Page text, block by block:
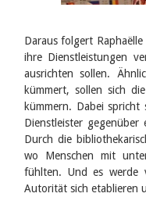
Daraus folgert
ihre Dienstleistungen
ausrichten sollen.
kümmert, sollen sich
kümmern. Dabei
Dienstleister
Durch die
wo Menschen mit
fühlten. Und es werde
Autorität sich etablieren